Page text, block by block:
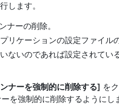
します。
ーの削除。
リケーションの設定ファイル
ないのであれば設定されてい
ナーを強制的に削除する] を
強制的に削除するようにし